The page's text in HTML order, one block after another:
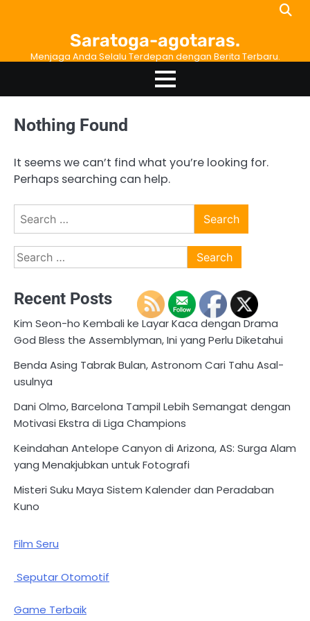
Saratoga-agotaras.
Menjaga Anda Selalu Terdepan dengan Berita Terbaru.
Nothing Found
It seems we can’t find what you’re looking for.
Perhaps searching can help.
Search
for:
Search
for:
Recent Posts
Kim Seon-ho Kembali ke Layar Kaca dengan Drama
God Bless the Assemblyman, Ini yang Perlu Diketahui
Benda Asing Tabrak Bulan, Astronom Cari Tahu Asal-
usulnya
Dani Olmo, Barcelona Tampil Lebih Semangat dengan
Motivasi Ekstra di Liga Champions
Keindahan Antelope Canyon di Arizona, AS: Surga Alam
yang Menakjubkan untuk Fotografi
Misteri Suku Maya Sistem Kalender dan Peradaban
Kuno
Film Seru
Seputar Otomotif
Game Terbaik